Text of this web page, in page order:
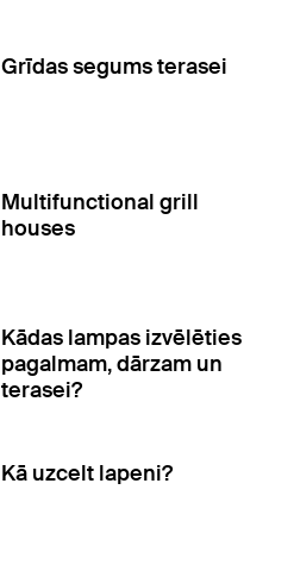
Grīdas segums terasei
Multifunctional grill
houses
Kādas lampas izvēlēties
pagalmam, dārzam un
terasei?
Kā uzcelt lapeni?